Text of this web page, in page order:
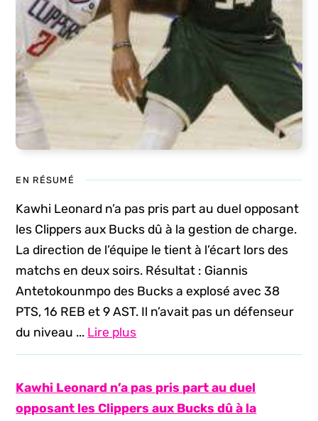
EN RÉSUMÉ
Kawhi Leonard n’a pas pris part au duel opposant
les Clippers aux Bucks dû à la gestion de charge.
La direction de l’équipe le tient à l’écart lors des
matchs en deux soirs. Résultat : Giannis
Antetokounmpo des Bucks a explosé avec 38
PTS, 16 REB et 9 AST. Il n’avait pas un défenseur
du niveau ... Lire plus
Kawhi Leonard n’a pas pris part au duel
opposant les Clippers aux Bucks dû à la